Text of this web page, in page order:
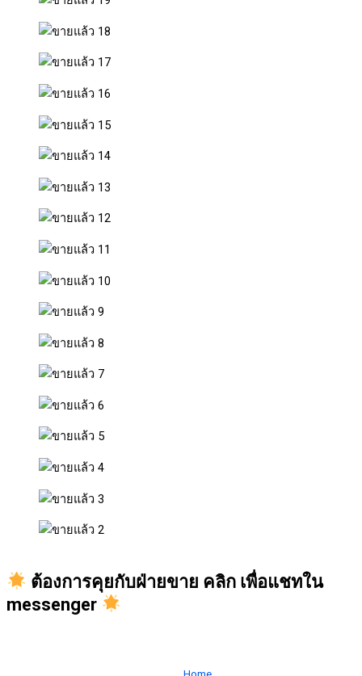
ต้องการคุยกับฝ่ายขาย คลิก เพื่อแชทใน
messenger
Home